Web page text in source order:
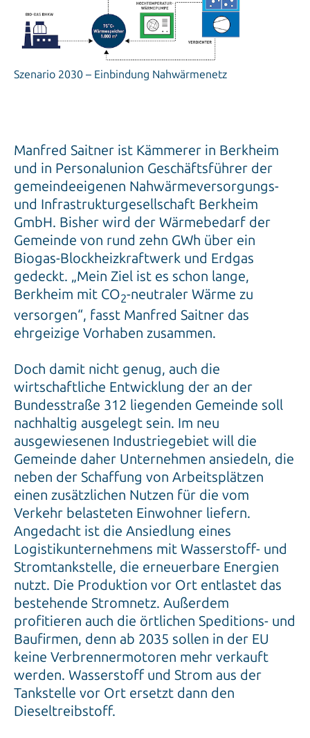
Szenario 2030 – Einbindung Nahwärmenetz
Manfred Saitner ist Kämmerer in Berkheim
und in Personalunion Geschäftsführer der
gemeindeeigenen Nahwärmeversorgungs-
und Infrastrukturgesellschaft Berkheim
GmbH. Bisher wird der Wärmebedarf der
Gemeinde von rund zehn GWh über ein
Biogas-Blockheizkraftwerk und Erdgas
gedeckt. „Mein Ziel ist es schon lange,
Berkheim mit CO2-neutraler Wärme zu
versorgen“, fasst Manfred Saitner das
ehrgeizige Vorhaben zusammen.
Doch damit nicht genug, auch die
wirtschaftliche Entwicklung der an der
Bundesstraße 312 liegenden Gemeinde soll
nachhaltig ausgelegt sein. Im neu
ausgewiesenen Industriegebiet will die
Gemeinde daher Unternehmen ansiedeln, die
neben der Schaffung von Arbeitsplätzen
einen zusätzlichen Nutzen für die vom
Verkehr belasteten Einwohner liefern.
Angedacht ist die Ansiedlung eines
Logistikunternehmens mit Wasserstoff- und
Stromtankstelle, die erneuerbare Energien
nutzt. Die Produktion vor Ort entlastet das
bestehende Stromnetz. Außerdem
profitieren auch die örtlichen Speditions- und
Baufirmen, denn ab 2035 sollen in der EU
keine Verbrennermotoren mehr verkauft
werden. Wasserstoff und Strom aus der
Tankstelle vor Ort ersetzt dann den
Dieseltreibstoff.